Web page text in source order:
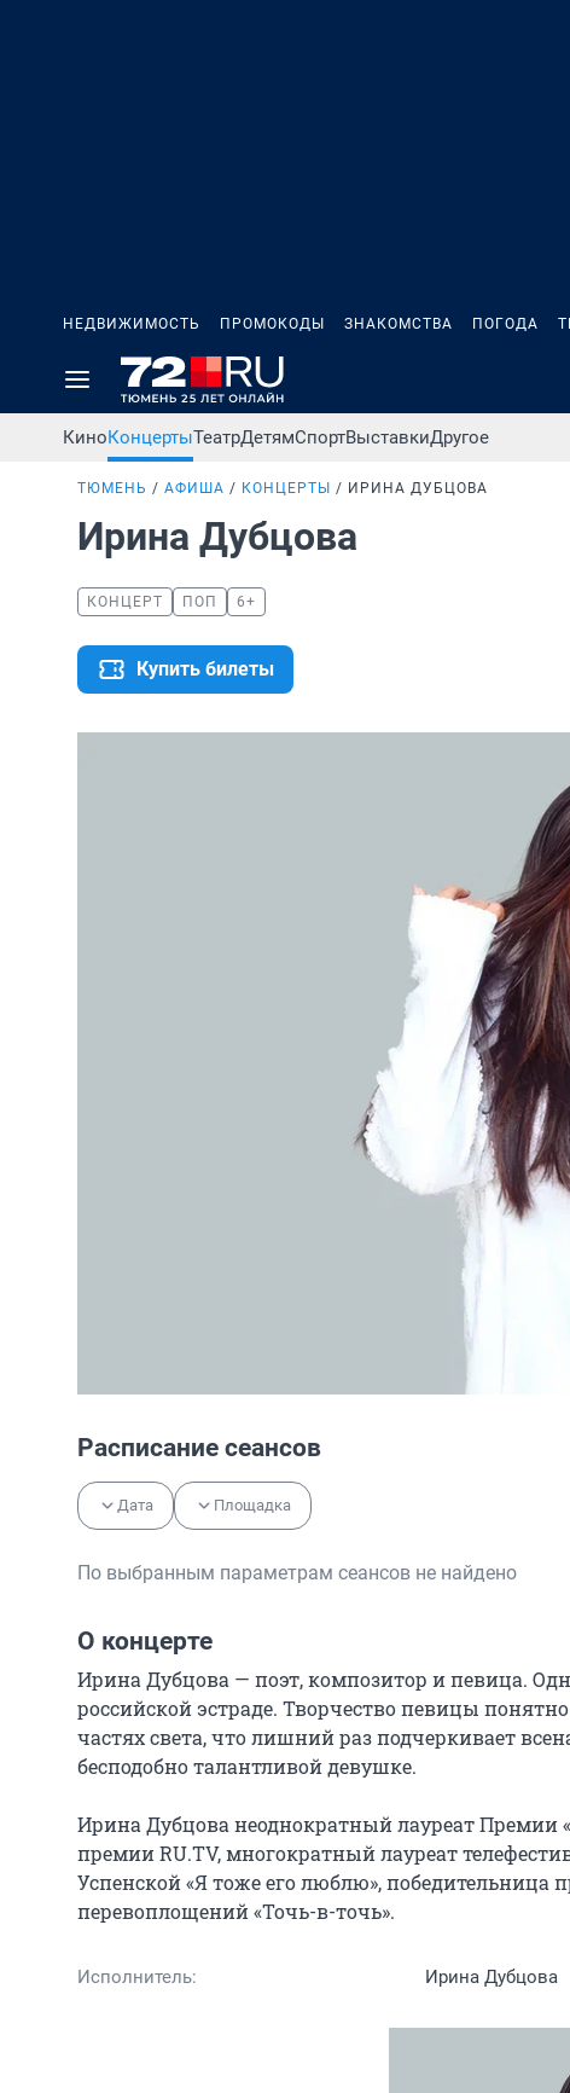
НЕДВИЖИМОСТЬ ПРОМОКОДЫ ЗНАКОМСТВА ПОГОДА
КиноКонцертыТеатрДетямСпортВыставкиДругое
ТЮМЕНЬ АФИША КОНЦЕРТЫ ИРИНА ДУБЦОВА
Ирина Дубцова
КОНЦЕРТ ПОП 6+
Купить билеты
Расписание сеансов
Дата Площадка
По выбранным параметрам сеансов не найдено
О концерте
Ирина Дубцова — поэт, композитор и певица.
российской эстраде. Творчество певицы
частях света, что лишний раз подчеркивает
бесподобно талантливой девушке.
Ирина Дубцова неоднократный лауреат Премии
премии RU.TV, многократный лауреат
Успенской «Я тоже его люблю», победительница
перевоплощений «Точь-в-точь».
Исполнитель: Ирина Дубцова